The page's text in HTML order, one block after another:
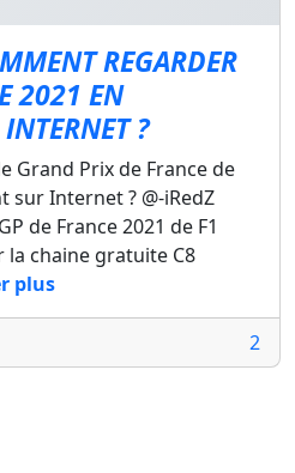
REGARDER
2021 EN
?
Grand Prix de France de
Internet ? @-iRedZ
de France 2021 de F1
chaine gratuite C8
plus
2